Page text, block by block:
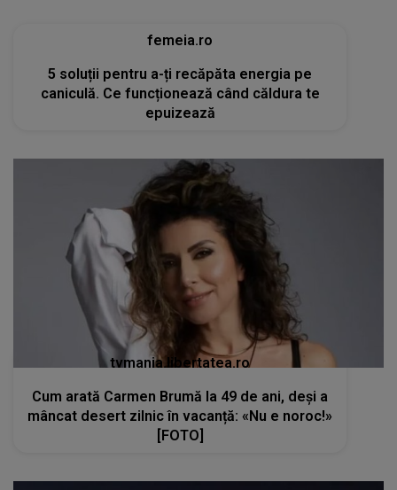
tvmania.libertatea.ro
Cum arată Carmen Brumă la 49 de ani, deși a
mâncat desert zilnic în vacanță: «Nu e noroc!»
[FOTO]